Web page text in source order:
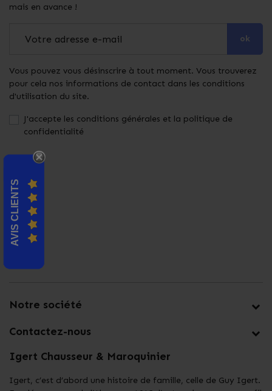
mais en avance !
ok
Vous pouvez vous désinscrire à tout moment. Vous trouverez
pour cela nos informations de contact dans les conditions
d'utilisation du site.
J'accepte les conditions générales et la politique de
confidentialité
AVIS CLIENTS
Notre société
Contactez-nous
Igert Chausseur & Maroquinier
Igert, c’est d’abord une histoire de famille, celle de Guy Igert.